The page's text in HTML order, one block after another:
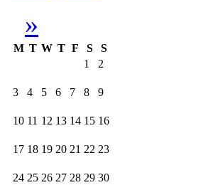
»
M T W T F S
S
1
2
3 4 5 6 7 8 9
10 11 12 13 14 15 16
17 18 19 20 21 22 23
24 25 26 27 28 29 30